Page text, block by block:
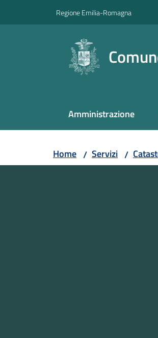
Regione Emilia-Romagna
Amministrazione
Home / Servizi /